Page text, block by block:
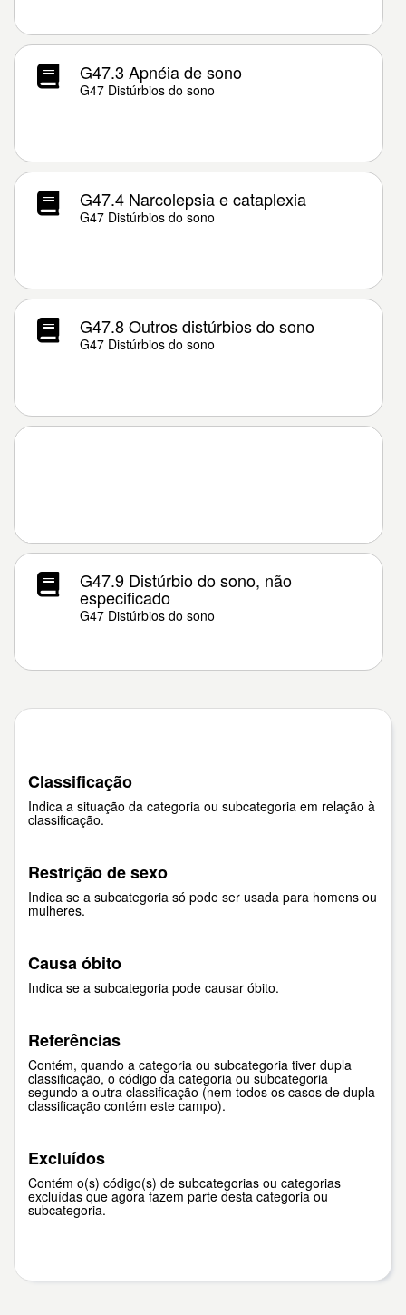
G47.3 Apnéia de sono
G47 Distúrbios do sono
G47.4 Narcolepsia e cataplexia
G47 Distúrbios do sono
G47.8 Outros distúrbios do sono
G47 Distúrbios do sono
G47.9 Distúrbio do sono, não
especificado
G47 Distúrbios do sono
Classificação
Indica a situação da categoria ou subcategoria em relação à
classificação.
Restrição de sexo
Indica se a subcategoria só pode ser usada para homens ou
mulheres.
Causa óbito
Indica se a subcategoria pode causar óbito.
Referências
Contém, quando a categoria ou subcategoria tiver dupla
classificação, o código da categoria ou subcategoria
segundo a outra classificação (nem todos os casos de dupla
classificação contém este campo).
Excluídos
Contém o(s) código(s) de subcategorias ou categorias
excluídas que agora fazem parte desta categoria ou
subcategoria.